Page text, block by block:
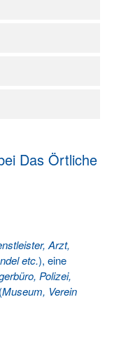
Das Örtliche
Arzt,
etc.), eine
Polizei,
(Museum, Verein